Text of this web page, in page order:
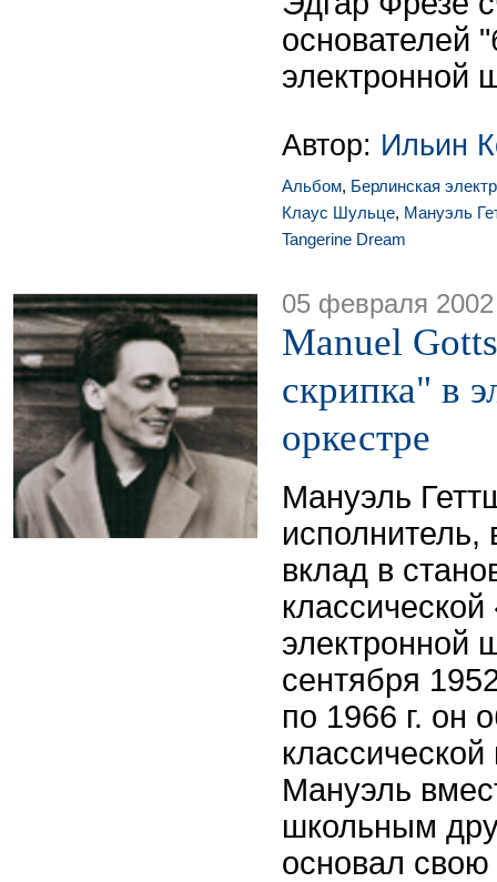
основателей
электронной
Автор: Ильин
Альбом, Берлинская
Клаус Шульце, Мануэль
Tangerine Dream
05 февраля 2002
Manuel
скрипка" в
оркестре
Мануэль
вклад в
электронной
сентября
по 1966 г. он
Мануэль
школьным
основал свою